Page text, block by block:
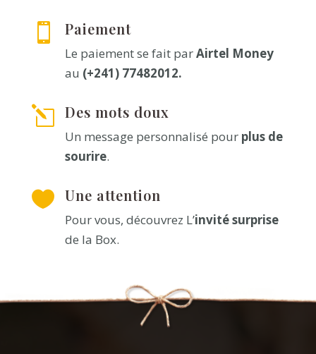
 Paiement
Le paiement se fait parAirtel Money
au (+241) 77482012.
l Des mots doux
Un message personnalisé pour plus de
sourire.
 Une attention
Pour vous, découvrez L’invité surprise
de la Box.